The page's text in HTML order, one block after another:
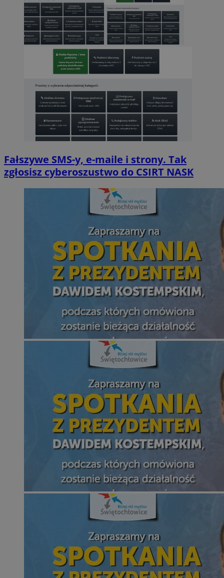
Fałszywe SMS-y, e-maile i strony. Tak
zgłosisz cyberoszustwo do CSIRT NASK